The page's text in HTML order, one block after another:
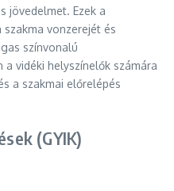
jövedelmet. Ezek a
vonzerejét és
színvonalú
a vidéki helyszínelők számára
a szakmai előrelépés
(GYIK)